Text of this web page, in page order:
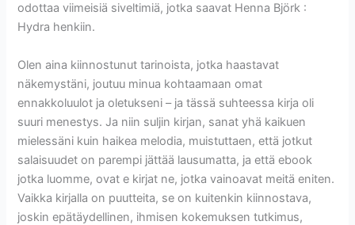
odottaa viimeisiä siveltimiä, jotka saavat Henna Björk :
Hydra henkiin.
Olen aina kiinnostunut tarinoista, jotka haastavat
näkemystäni, joutuu minua kohtaamaan omat
ennakkoluulot ja oletukseni – ja tässä suhteessa kirja oli
suuri menestys. Ja niin suljin kirjan, sanat yhä kaikuen
mielessäni kuin haikea melodia, muistuttaen, että jotkut
salaisuudet on parempi jättää lausumatta, ja että ebook
jotka luomme, ovat e kirjat​ ne, jotka vainoavat meitä eniten.
Vaikka kirjalla on puutteita, se on kuitenkin kiinnostava,
joskin epätäydellinen, ihmisen kokemuksen tutkimus,